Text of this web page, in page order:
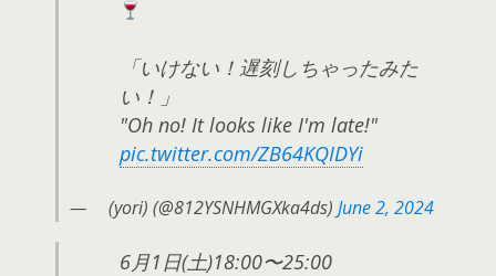
「いけない！遅刻しちゃったみた
い！」
"Oh no! It looks like I'm late!"
pic.twitter.com/ZB64KQIDYi
— ゟ(yori) (@812YSNHMGXka4ds) June 2, 2024
6月1日(土)18:00〜25:00